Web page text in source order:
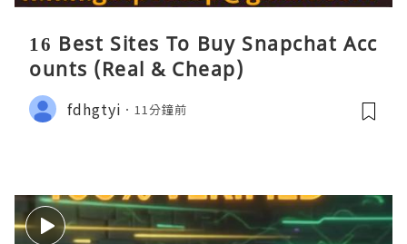
16 Best Sites To Buy Snapchat Acc
ounts (Real & Cheap)
fdhgtyi 11分鐘前